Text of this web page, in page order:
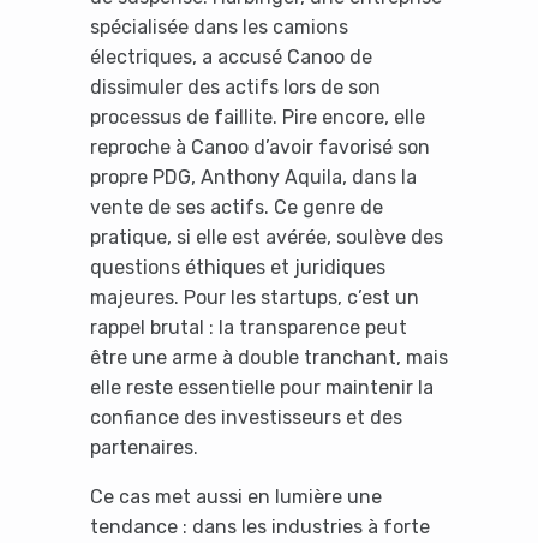
spécialisée dans les camions
électriques, a accusé Canoo de
dissimuler des actifs lors de son
processus de faillite. Pire encore, elle
reproche à Canoo d’avoir favorisé son
propre PDG, Anthony Aquila, dans la
vente de ses actifs. Ce genre de
pratique, si elle est avérée, soulève des
questions éthiques et juridiques
majeures. Pour les startups, c’est un
rappel brutal : la transparence peut
être une arme à double tranchant, mais
elle reste essentielle pour maintenir la
confiance des investisseurs et des
partenaires.
Ce cas met aussi en lumière une
tendance : dans les industries à forte